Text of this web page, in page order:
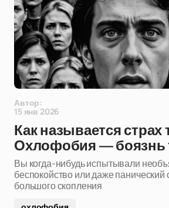
Автор:
15 янв 2026
Как называется
Охлофобия — боязнь
Вы когда-нибудь испытывали
беспокойство или даже панический
большого скопления